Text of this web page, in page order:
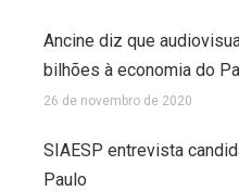
Ancine diz que
bilhões à economia do
26 de novembro de 2020
SIAESP entrevista
Paulo